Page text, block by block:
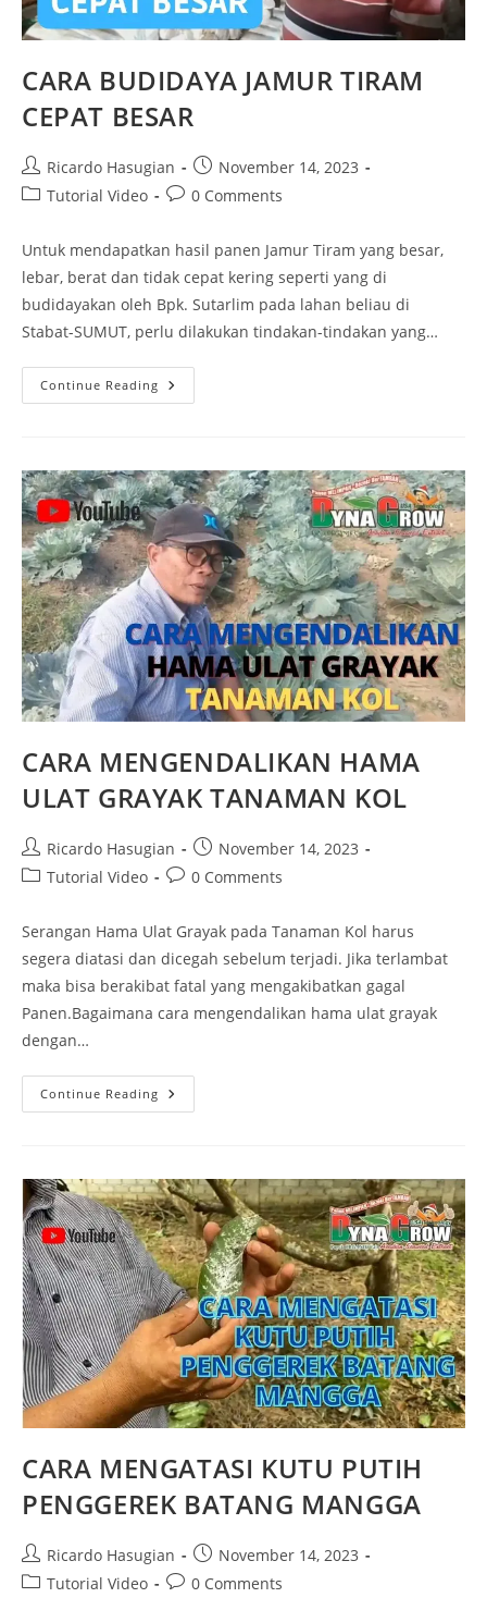
CARA BUDIDAYA JAMUR TIRAM
CEPAT BESAR
Ricardo Hasugian
November 14, 2023
Tutorial Video
0 Comments
Untuk mendapatkan hasil panen Jamur Tiram yang besar,
lebar, berat dan tidak cepat kering seperti yang di
budidayakan oleh Bpk. Sutarlim pada lahan beliau di
Stabat-SUMUT, perlu dilakukan tindakan-tindakan yang…
Continue Reading
CARA MENGENDALIKAN HAMA
ULAT GRAYAK TANAMAN KOL
Ricardo Hasugian
November 14, 2023
Tutorial Video
0 Comments
Serangan Hama Ulat Grayak pada Tanaman Kol harus
segera diatasi dan dicegah sebelum terjadi. Jika terlambat
maka bisa berakibat fatal yang mengakibatkan gagal
Panen.Bagaimana cara mengendalikan hama ulat grayak
dengan…
Continue Reading
CARA MENGATASI KUTU PUTIH
PENGGEREK BATANG MANGGA
Ricardo Hasugian
November 14, 2023
Tutorial Video
0 Comments